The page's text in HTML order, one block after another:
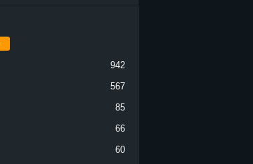
942
567
85
66
60